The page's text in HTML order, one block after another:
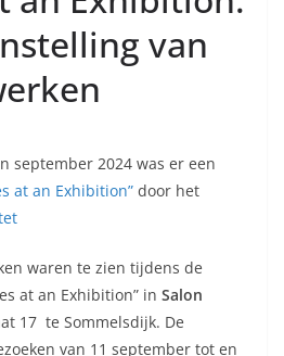
van
september 2024 was er een
at an Exhibition” door het
waren te zien tijdens de
at an Exhibition” in Salon
17 te Sommelsdijk. De
van 11 september tot en